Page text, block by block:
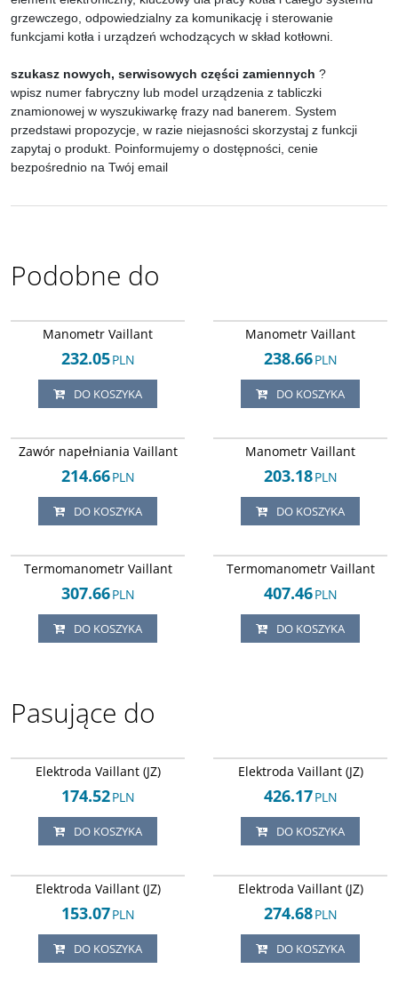
grzewczego, odpowiedzialny za komunikację i sterowanie
funkcjami kotła i urządzeń wchodzących w skład kotłowni.
szukasz nowych, serwisowych części zamiennych ?
wpisz numer fabryczny lub model urządzenia z tabliczki
znamionowej w wyszukiwarkę frazy nad banerem. System
przedstawi propozycje, w razie niejasności skorzystaj z funkcji
zapytaj o produkt. Poinformujemy o dostępności, cenie
bezpośrednio na Twój email
Podobne do
Manometr Vaillant
232.05PLN
DO KOSZYKA
Manometr Vaillant
238.66PLN
DO KOSZYKA
Zawór napełniania Vaillant
214.66PLN
DO KOSZYKA
Manometr Vaillant
203.18PLN
DO KOSZYKA
Termomanometr Vaillant
307.66PLN
DO KOSZYKA
Termomanometr Vaillant
407.46PLN
DO KOSZYKA
Pasujące do
Elektroda Vaillant (JZ)
174.52PLN
DO KOSZYKA
Elektroda Vaillant (JZ)
426.17PLN
DO KOSZYKA
Elektroda Vaillant (JZ)
153.07PLN
DO KOSZYKA
Elektroda Vaillant (JZ)
274.68PLN
DO KOSZYKA